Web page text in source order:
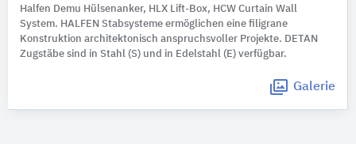
Halfen Demu Hülsenanker, HLX Lift-Box, HCW Curtain Wall
System. HALFEN Stabsysteme ermöglichen eine filigrane
Konstruktion architektonisch anspruchsvoller Projekte. DETAN
Zugstäbe sind in Stahl (S) und in Edelstahl (E) verfügbar.
Galerie